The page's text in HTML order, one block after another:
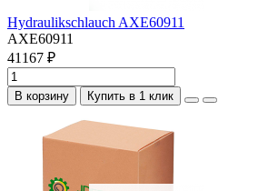
Hydraulikschlauch AXE60911
AXE60911
41167 ₽
В корзину Купить в 1 клик